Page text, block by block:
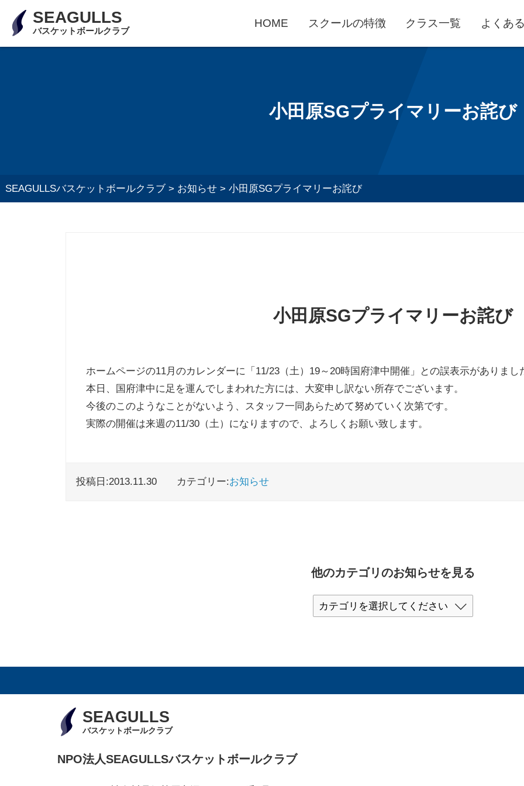
SEAGULLS
バスケットボールクラブ
HOME スクールの特徴 クラス一覧 よくあ
小田原SGプライマリーお詫び
SEAGULLSバスケットボールクラブ> お知らせ> 小田原SGプライマリーお詫び
小田原SGプライマリーお詫び
ホームページの11月のカレンダーに「11/23（土）19～20時国府津中開催」との誤表示がありまし
本日、国府津中に足を運んでしまわれた方には、大変申し訳ない所存でございます。
今後のこのようなことがないよう、スタッフ一同あらためて努めていく次第です。
実際の開催は来週の11/30（土）になりますので、よろしくお願い致します。
投稿日:2013.11.30 カテゴリー:お知らせ
他のカテゴリのお知らせを見る
SEAGULLS
バスケットボールクラブ
NPO法人SEAGULLSバスケットボールクラブ